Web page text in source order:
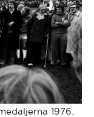
1976.